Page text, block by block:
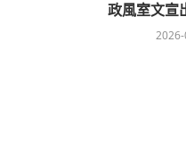
政風室文